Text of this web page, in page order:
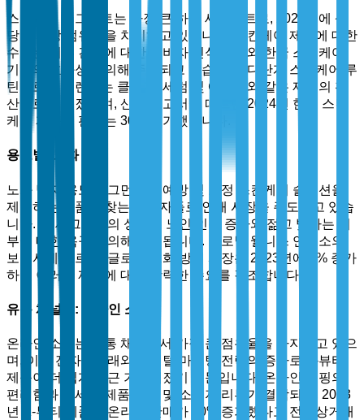
스킨케어 세그먼트는 가장 큰 하위 세그먼트로, 2025년에 상
당한 시장 점유율을 차지하고 있습니다. 스킨케어 제품에 대한
수요는 피부 건강에 대한 소비자 인식 증가와 한국 스킨케어
기술의 효과성에 의해 주도되고 있습니다. 다단계 스킨케어 루
틴으로의 트렌드는 클렌저, 세럼 및 에센스와 같은 제품의 확
산으로 이어졌으며, 산업 보고서에 따르면 2024년 한국 스킨
케어 제품의 판매는 30% 증가했습니다.
용도별: 노화 방지
노화 방지 용도 세그먼트는 예방 및 교정 스킨케어 솔루션을
제공하는 제품을 찾는 소비자들로 인해 시장을 주도하고 있습
니다. 이 세그먼트의 성장은 노인 인구 증가와 젊고 빛나는 피
부에 대한 욕구에 의해 촉진됩니다. 글로벌 웰니스 연구소의
보고서에 따르면, 글로벌 노화 방지 시장은 2023년에 8% 증가
하여 이러한 제품에 대한 강력한 수요를 강조합니다.
유통 채널별: 온라인 소매
온라인 소매는 유통 채널에서 가장 큰 점유율을 차지하고 있으
며, 이는 전자상거래와 디지털 마케팅 전략의 증가로 K-뷰티
제품이 더 쉽게 접근 가능해졌기 때문입니다. 온라인 쇼핑의
편리함과 상세한 제품 정보 및 소비자 리뷰가 결합되어, 2023
년 K-뷰티 제품의 온라인 판매가 40% 증가했다고 전자상거래